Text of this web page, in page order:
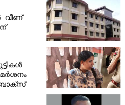
വീണ്
ബോക്‌സ്